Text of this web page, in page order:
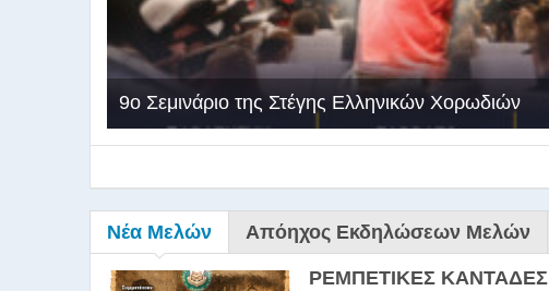
9ο Σεμινάριο της Στέγης Ελληνικών Χορωδιών
Νέα Μελών Απόηχος Εκδηλώσεων Μελών
ΡΕΜΠΕΤΙΚΕΣ ΚΑΝΤΑΔΕΣ